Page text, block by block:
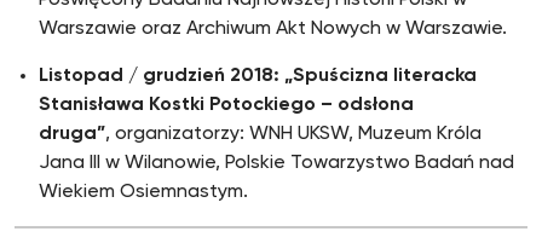
Warszawie oraz Archiwum Akt Nowych w Warszawie.
Listopad / grudzień 2018: „Spuścizna literacka
Stanisława Kostki Potockiego – odsłona
druga”, organizatorzy: WNH UKSW, Muzeum Króla
Jana III w Wilanowie, Polskie Towarzystwo Badań nad
Wiekiem Osiemnastym.